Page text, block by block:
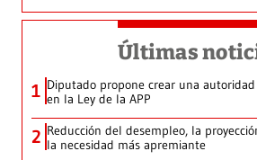
Últimas
1 Diputado propone crear una
en la Ley de la APP
2 Reducción del desempleo, la
la necesidad más apremiante